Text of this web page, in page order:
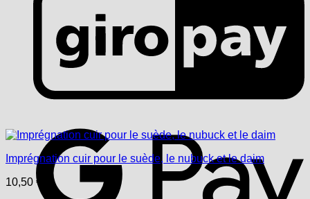
Imprégnation cuir pour le suède, le nubuck et le daim
10,50 €